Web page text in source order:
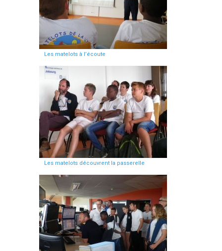
Les matelots à l’écoute
Les matelots découvrent la passerelle